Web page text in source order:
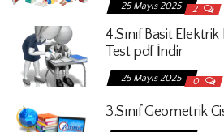
25 Mayıs 2025 2
4.Sınıf Basit
Test pdf İndir
25 Mayıs 2025 0
3.Sınıf Geometrik